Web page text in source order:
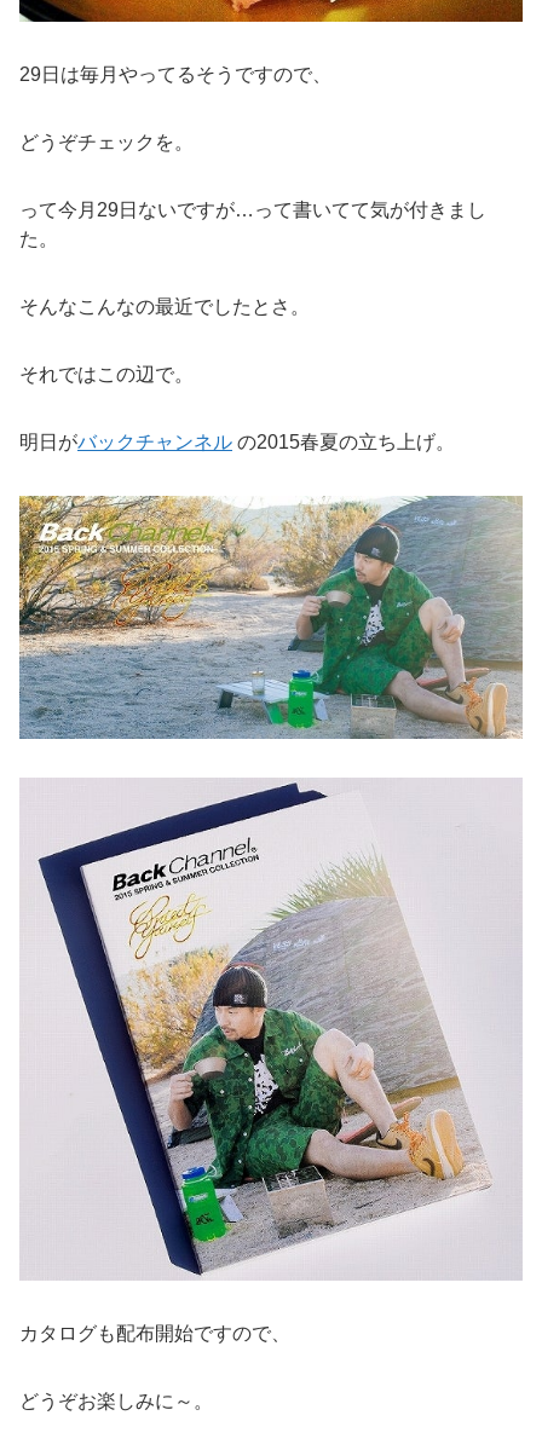
29日は毎月やってるそうですので、
どうぞチェックを。
って今月29日ないですが…って書いてて気が付きまし
た。
そんなこんなの最近でしたとさ。
それではこの辺で。
明日がバックチャンネル の2015春夏の立ち上げ。
カタログも配布開始ですので、
どうぞお楽しみに～。